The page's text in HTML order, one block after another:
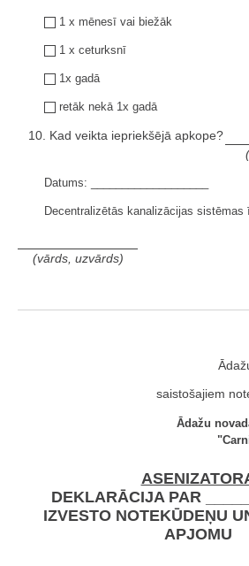
1 x mēnesī vai biežāk
1 x ceturksnī
1x gadā
retāk nekā 1x gadā
10. Kad veikta iepriekšējā apkope?
Datums: ___________________
Decentralizētās kanalizācijas
(vārds, uzvārds)
saistošajiem
Ādažu
DEKLARĀCIJA PAR
IZVESTO NOTEKŪDEŅU
APJOMU